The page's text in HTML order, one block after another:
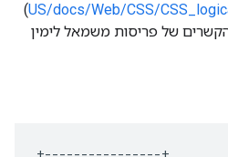
US/docs/Web/CSS/
)
של פריסות משמאל לימין